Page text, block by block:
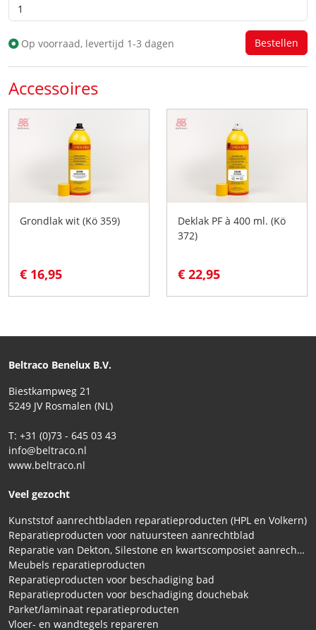
Op voorraad, levertijd 1-3 dagen
Accessoires
Grondlak wit (Kö 359)
€ 16,95
Deklak PF à 400 ml. (Kö
372)
€ 22,95
Beltraco Benelux B.V.
Biestkampweg 21
5249 JV Rosmalen (NL)
T: +31 (0)73 - 645 03 43
info@beltraco.nl
www.beltraco.nl
Veel gezocht
Kunststof aanrechtbladen reparatieproducten (HPL en Volkern)
Reparatieproducten voor natuursteen aanrechtblad
Reparatie van Dekton, Silestone en kwartscomposiet aanrechtbladen
Meubels reparatieproducten
Reparatieproducten voor beschadiging bad
Reparatieproducten voor beschadiging douchebak
Parket/laminaat reparatieproducten
Vloer- en wandtegels repareren